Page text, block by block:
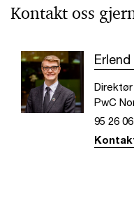
Kontakt oss
PwC
95 26